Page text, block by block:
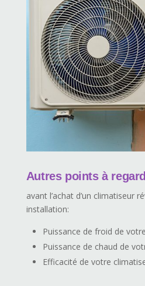
Autres points à
avant l’achat d’un climatiseur
installation:
Puissance de froid de
Puissance de chaud de
Efficacité de votre